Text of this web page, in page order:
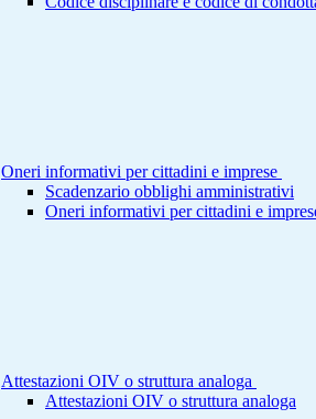
Oneri informativi per cittadini e imprese
Scadenzario obblighi amministrativi
Oneri informativi per cittadini e
Attestazioni OIV o struttura analoga
Attestazioni OIV o struttura analoga